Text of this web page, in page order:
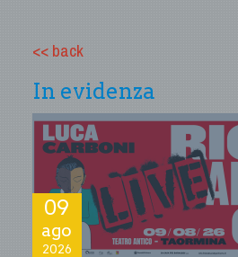
<< back
In evidenza
09
ago
2026